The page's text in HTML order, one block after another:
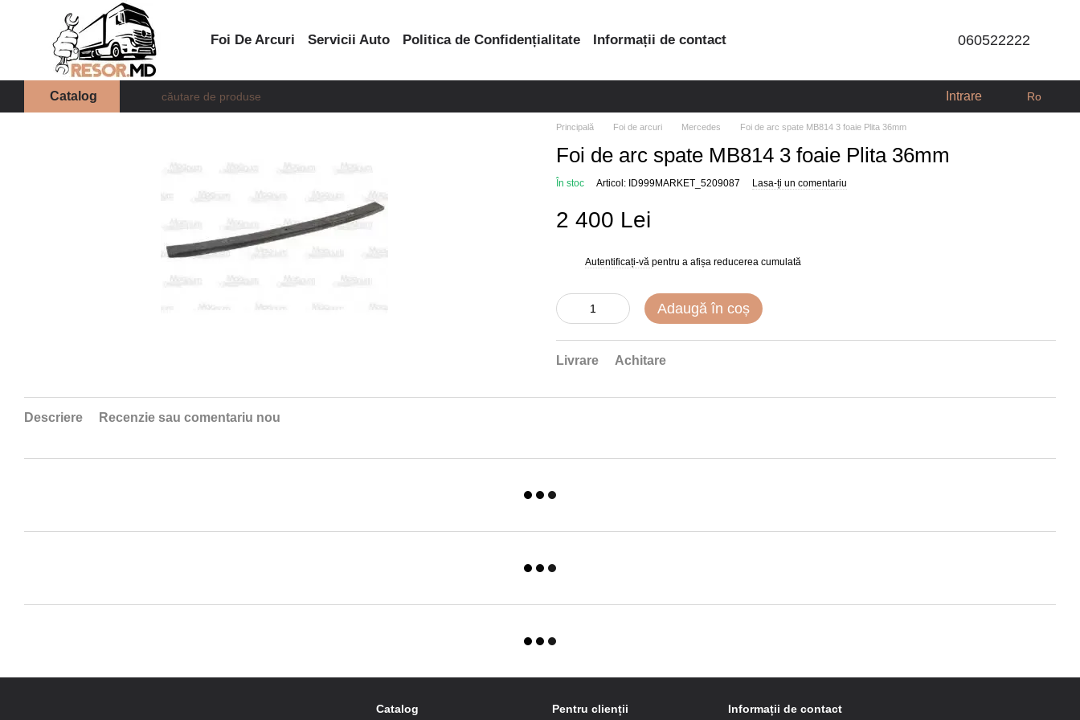
Mergi la conținutul principal
Foi De Arcuri Servicii Auto Politica de Confidențialitate Informații de contact 060522222
Catalog Intrare Ro
Principală Foi de arcuri Mercedes Foi de arc spate MB814 3 foaie Plita 36mm
Foi de arc spate MB814 3 foaie Plita 36mm
În stoc Articol: ID999MARKET_5209087 Lasa-ți un comentariu
2 400 Lei
Autentificați-vă pentru a afișa reducerea cumulată
Adaugă în coș
Livrare Achitare
Descriere Recenzie sau comentariu nou
Catalog Pentru clienții Informații de contact